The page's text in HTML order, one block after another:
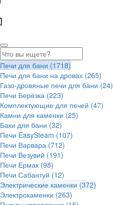
Печи для бани (1718)
Печи для бани на дровах (265)
Газо-дровяные печи для бани (24)
Печи Берёзка (223)
Комплектующие для печей (47)
Камни для каменки (25)
Баки для бани (32)
Печи EasySteam (107)
Печи Варвара (712)
Печи Везувий (191)
Печи Ермак (98)
Печи Сабантуй (12)
Электрические каменки (372)
Электрокаменки (263)